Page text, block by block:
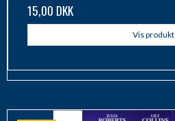
15,00 DKK
Vis produkt